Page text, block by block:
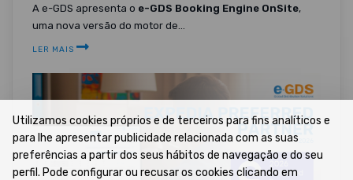
A e-GDS apresenta o e-GDS Booking Engine OnSite,
uma nova versão do motor de...
LER MAIS
Utilizamos cookies próprios e de terceiros para fins analíticos e
para lhe apresentar publicidade relacionada com as suas
preferências a partir dos seus hábitos de navegação e do seu
perfil. Pode configurar ou recusar os cookies clicando em